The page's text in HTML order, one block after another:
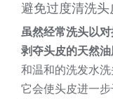
避免过度清洗头
虽然经常洗头以
剥夺头皮的天然油
和温和的洗发水
它会使头皮进一